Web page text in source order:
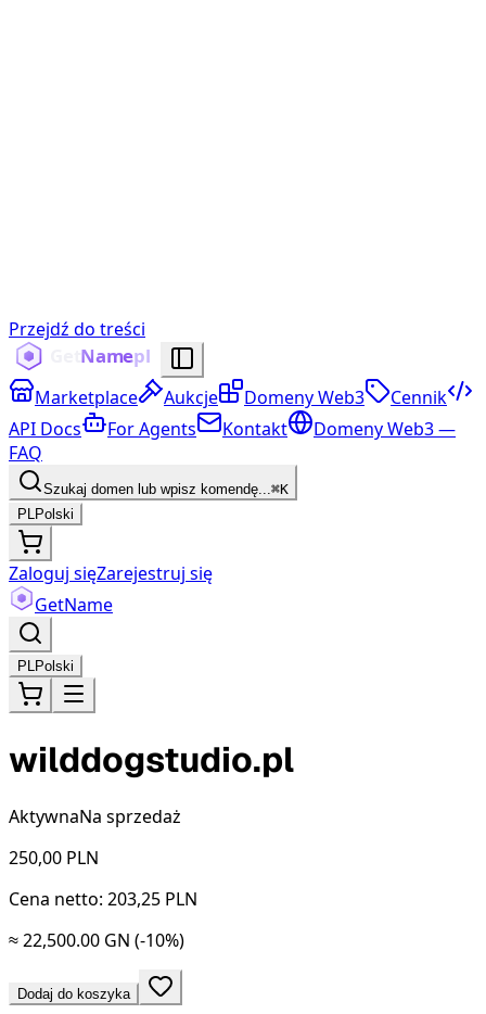
Przejdź do treści
Marketplace Aukcje Domeny Web3
Cennik
API Docs
For Agents Kontakt
Domeny Web3 —
FAQ
Szukaj domen lub wpisz komendę...⌘K
PLPolski
Zaloguj sięZarejestruj się
GetName
PLPolski
wilddogstudio.pl
AktywnaNa sprzedaż
250,00 PLN
Cena netto: 203,25 PLN
≈ 22,500.00 GN (-10%)
Dodaj do koszyka